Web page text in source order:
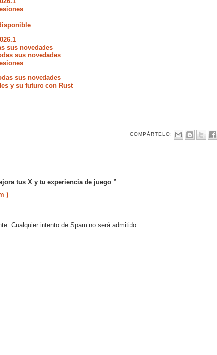
sus novedades
sus novedades
sus novedades
y su futuro con Rust
COMPÁRTELO:
tus X y tu experiencia de juego ”
)
Cualquier intento de Spam no será admitido.